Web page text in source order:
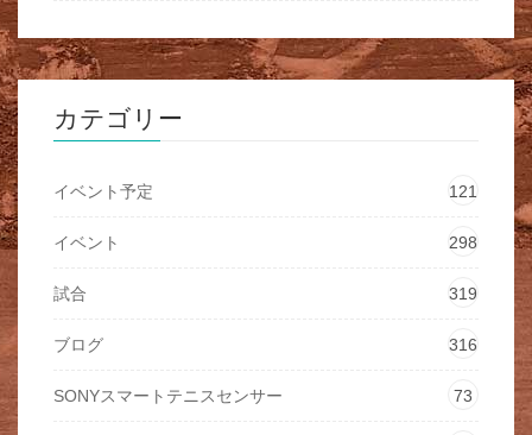
カテゴリー
イベント予定 121
イベント 298
試合 319
ブログ 316
SONYスマートテニスセンサー 73